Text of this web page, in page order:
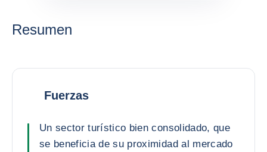
Resumen
Fuerzas
Un sector turístico bien consolidado, que
se beneficia de su proximidad al mercado